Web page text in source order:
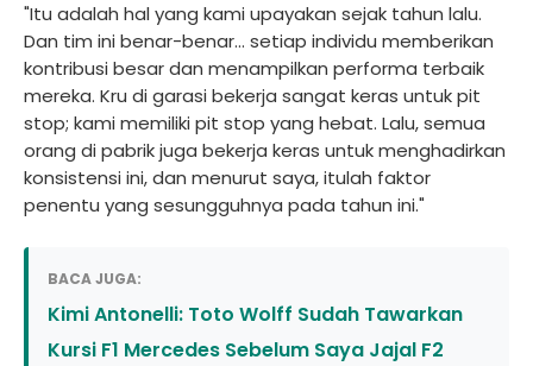
"Itu adalah hal yang kami upayakan sejak tahun lalu.
Dan tim ini benar-benar... setiap individu memberikan
kontribusi besar dan menampilkan performa terbaik
mereka. Kru di garasi bekerja sangat keras untuk pit
stop; kami memiliki pit stop yang hebat. Lalu, semua
orang di pabrik juga bekerja keras untuk menghadirkan
konsistensi ini, dan menurut saya, itulah faktor
penentu yang sesungguhnya pada tahun ini."
BACA JUGA:
Kimi Antonelli: Toto Wolff Sudah Tawarkan
Kursi F1 Mercedes Sebelum Saya Jajal F2